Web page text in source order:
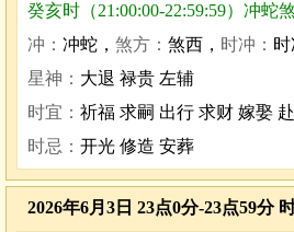
癸亥时（21:00:00-22:59:59）冲蛇
冲： 冲蛇， 煞方： 煞西， 时冲：
星神： 大退 禄贵 左辅
时宜： 祈福 求嗣 出行 求财 嫁娶
时忌： 开光 修造 安葬
2026年6月3日 23点0分-23点59分